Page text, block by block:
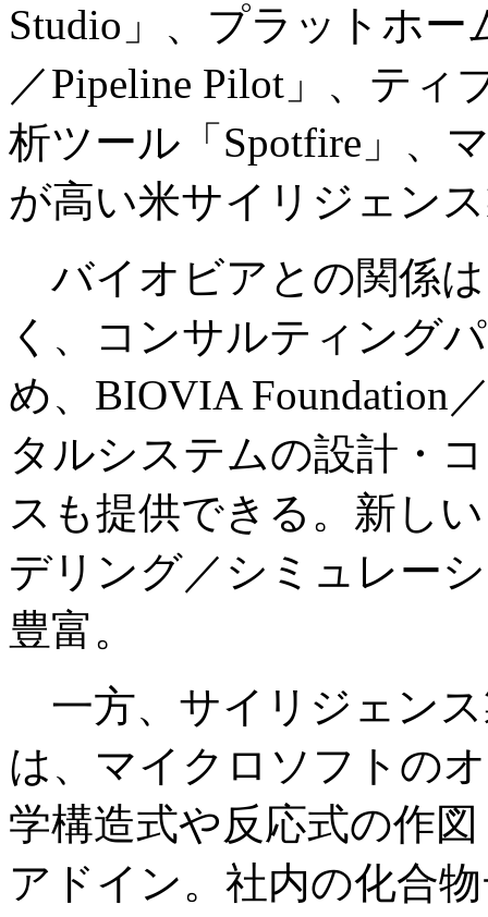
Studio」、プラットホー
／Pipeline Pilot」、テ
析ツール「Spotfire」、
が高い米サイリジェン
バイオビアとの関係
く、コンサルティング
め、BIOVIA Foundation
タルシステムの設計・
スも提供できる。新し
デリング／シミュレー
豊富。
一方、サイリジェンス
は、マイクロソフトの
学構造式や反応式の作
アドイン。社内の化合